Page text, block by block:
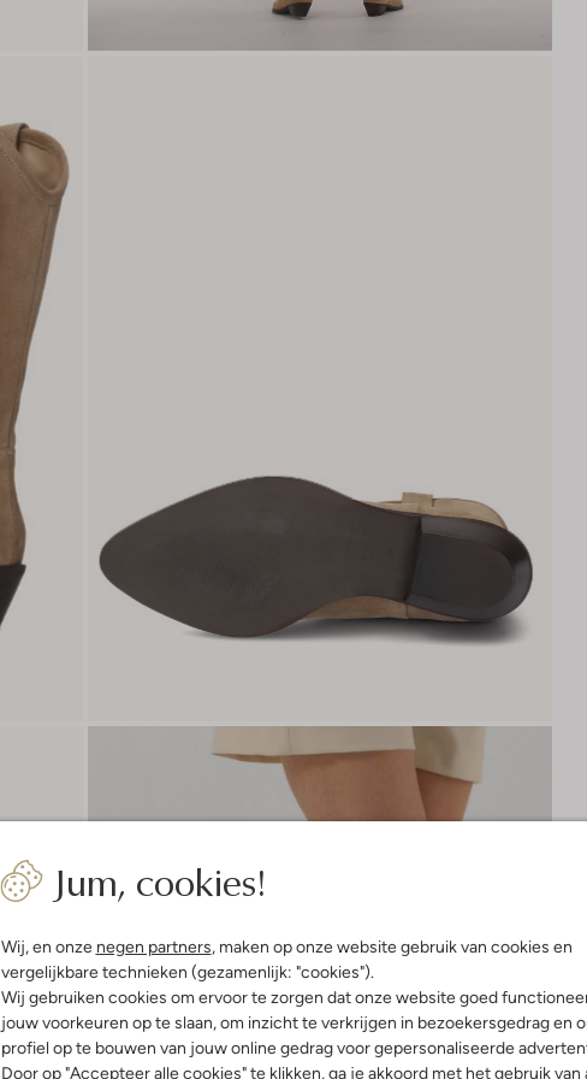
Jum, cookies!
Wij, en onze negen partners, maken op onze website gebruik van cookies en
vergelijkbare technieken (gezamenlijk: "cookies").
Wij gebruiken cookies om ervoor te zorgen dat onze website goed
jouw voorkeuren op te slaan, om inzicht te verkrijgen in bezoekersgedrag en
profiel op te bouwen van jouw online gedrag voor gepersonaliseerde
Door op "Accepteer alle cookies" te klikken, ga je akkoord met het gebruik van